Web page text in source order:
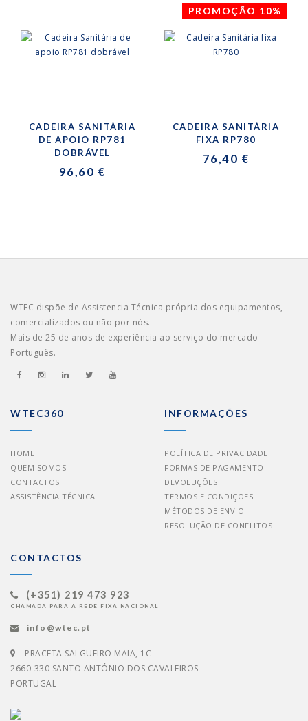
CADEIRA SANITÁRIA
DE APOIO RP781
DOBRÁVEL
96,60 €
PROMOÇÃO 10%
CADEIRA SANITÁRIA
FIXA RP780
76,40 €
WTEC dispõe de Assistencia Técnica própria dos equipamentos,
comercializados ou não por nós.
Mais de 25 de anos de experiência ao serviço do mercado
Português.
WTEC360
HOME
QUEM SOMOS
CONTACTOS
ASSISTÊNCIA TÉCNICA
INFORMAÇÕES
POLÍTICA DE PRIVACIDADE
FORMAS DE PAGAMENTO
DEVOLUÇÕES
TERMOS E CONDIÇÕES
MÉTODOS DE ENVIO
RESOLUÇÃO DE CONFLITOS
CONTACTOS
(+351) 219 473 923
CHAMADA PARA A REDE FIXA NACIONAL
info@wtec.pt
PRACETA SALGUEIRO MAIA, 1C
2660-330 SANTO ANTÓNIO DOS CAVALEIROS
PORTUGAL